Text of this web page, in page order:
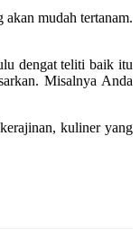
mudah tertanam.
dengat teliti baik itu
Misalnya Anda
kuliner yang